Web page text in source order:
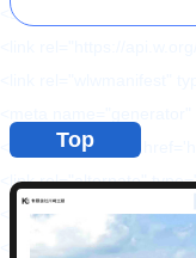
Top
<script type='text/
<link rel='shortlink'
<link rel="alternate"
<link rel="alternate"
<link rel='dns-prefetch'